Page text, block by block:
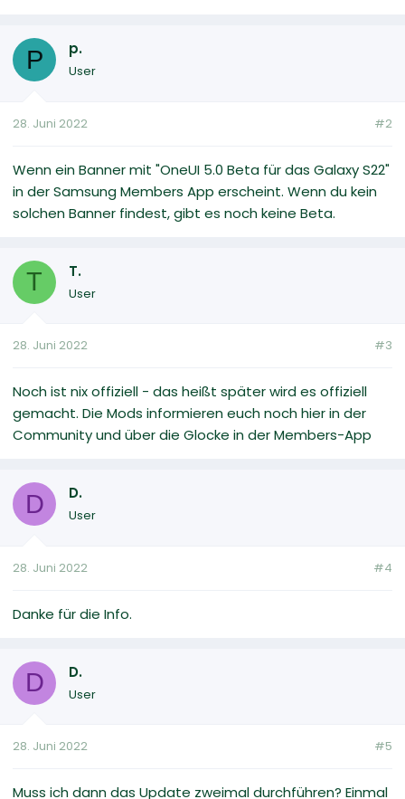
P p.
User
28. Juni 2022 #2
Wenn ein Banner mit "OneUI 5.0 Beta für das Galaxy S22"
in der Samsung Members App erscheint. Wenn du kein
solchen Banner findest, gibt es noch keine Beta.
T T.
User
28. Juni 2022 #3
Noch ist nix offiziell - das heißt später wird es offiziell
gemacht. Die Mods informieren euch noch hier in der
Community und über die Glocke in der Members-App
D D.
User
28. Juni 2022 #4
Danke für die Info.
D D.
User
28. Juni 2022 #5
Muss ich dann das Update zweimal durchführen? Einmal